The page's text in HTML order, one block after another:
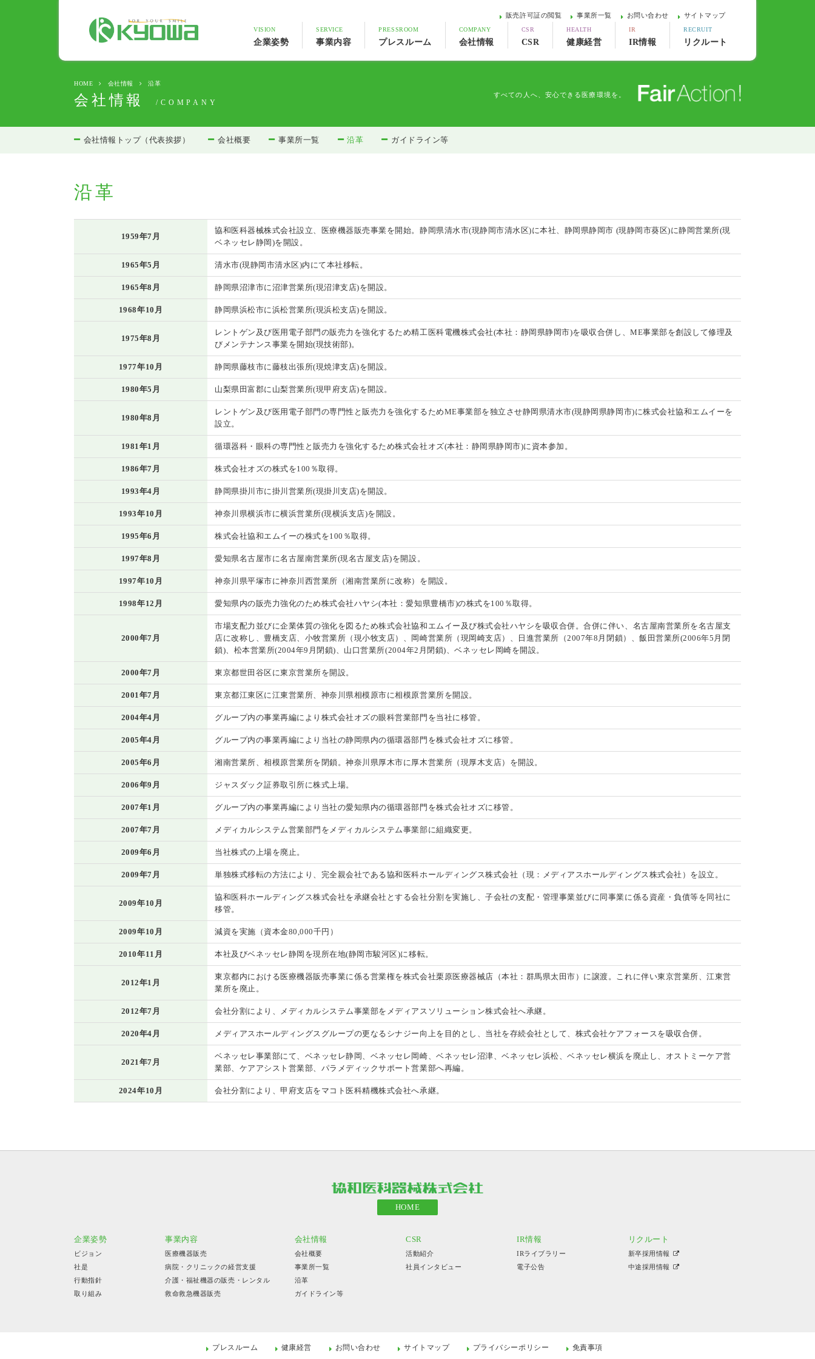
販売許可証の閲覧 事業所一覧 お問い合わせ サイトマップ
VISION
企業姿勢
SERVICE
事業内容
PRESSROOM
プレスルーム
COMPANY
会社情報
CSR
CSR
HEALTH
健康経営
IR
IR情報
RECRUIT
リクルート
HOME 会社情報 沿革
会社情報 /COMPANY
すべての人へ、安心できる医療環境を。
会社情報トップ（代表挨拶） 会社概要 事業所一覧 沿革 ガイドライン等
沿革
1959年7月
協和医科器械株式会社設立、医療機器販売事業を開始。静岡県清水市(現静岡市清水区)に本社、静岡県静岡市 (現静岡市葵区)に静岡営業所(現
ベネッセレ静岡)を開設。
1965年5月 清水市(現静岡市清水区)内にて本社移転。
1965年8月 静岡県沼津市に沼津営業所(現沼津支店)を開設。
1968年10月 静岡県浜松市に浜松営業所(現浜松支店)を開設。
1975年8月
レントゲン及び医用電子部門の販売力を強化するため精工医科電機株式会社(本社：静岡県静岡市)を吸収合併し、ME事業部を創設して修理及
びメンテナンス事業を開始(現技術部)。
1977年10月 静岡県藤枝市に藤枝出張所(現焼津支店)を開設。
1980年5月 山梨県田富郡に山梨営業所(現甲府支店)を開設。
1980年8月
レントゲン及び医用電子部門の専門性と販売力を強化するためME事業部を独立させ静岡県清水市(現静岡県静岡市)に株式会社協和エムイーを
設立。
1981年1月 循環器科・眼科の専門性と販売力を強化するため株式会社オズ(本社：静岡県静岡市)に資本参加。
1986年7月 株式会社オズの株式を100％取得。
1993年4月 静岡県掛川市に掛川営業所(現掛川支店)を開設。
1993年10月 神奈川県横浜市に横浜営業所(現横浜支店)を開設。
1995年6月 株式会社協和エムイーの株式を100％取得。
1997年8月 愛知県名古屋市に名古屋南営業所(現名古屋支店)を開設。
1997年10月 神奈川県平塚市に神奈川西営業所（湘南営業所に改称）を開設。
1998年12月 愛知県内の販売力強化のため株式会社ハヤシ(本社：愛知県豊橋市)の株式を100％取得。
2000年7月
市場支配力並びに企業体質の強化を図るため株式会社協和エムイー及び株式会社ハヤシを吸収合併。合併に伴い、名古屋南営業所を名古屋支
店に改称し、豊橋支店、小牧営業所（現小牧支店）、岡崎営業所（現岡崎支店）、日進営業所（2007年8月閉鎖）、飯田営業所(2006年5月閉
鎖)、松本営業所(2004年9月閉鎖)、山口営業所(2004年2月閉鎖)、ベネッセレ岡崎を開設。
2000年7月 東京都世田谷区に東京営業所を開設。
2001年7月 東京都江東区に江東営業所、神奈川県相模原市に相模原営業所を開設。
2004年4月 グループ内の事業再編により株式会社オズの眼科営業部門を当社に移管。
2005年4月 グループ内の事業再編により当社の静岡県内の循環器部門を株式会社オズに移管。
2005年6月 湘南営業所、相模原営業所を閉鎖。神奈川県厚木市に厚木営業所（現厚木支店）を開設。
2006年9月 ジャスダック証券取引所に株式上場。
2007年1月 グループ内の事業再編により当社の愛知県内の循環器部門を株式会社オズに移管。
2007年7月 メディカルシステム営業部門をメディカルシステム事業部に組織変更。
2009年6月 当社株式の上場を廃止。
2009年7月 単独株式移転の方法により、完全親会社である協和医科ホールディングス株式会社（現：メディアスホールディングス株式会社）を設立。
2009年10月
協和医科ホールディングス株式会社を承継会社とする会社分割を実施し、子会社の支配・管理事業並びに同事業に係る資産・負債等を同社に
移管。
2009年10月 減資を実施（資本金80,000千円）
2010年11月 本社及びベネッセレ静岡を現所在地(静岡市駿河区)に移転。
2012年1月
東京都内における医療機器販売事業に係る営業権を株式会社栗原医療器械店（本社：群馬県太田市）に譲渡。これに伴い東京営業所、江東営
業所を廃止。
2012年7月 会社分割により、メディカルシステム事業部をメディアスソリューション株式会社へ承継。
2020年4月 メディアスホールディングスグループの更なるシナジー向上を目的とし、当社を存続会社として、株式会社ケアフォースを吸収合併。
2021年7月
ベネッセレ事業部にて、ベネッセレ静岡、ベネッセレ岡崎、ベネッセレ沼津、ベネッセレ浜松、ベネッセレ横浜を廃止し、オストミーケア営
業部、ケアアシスト営業部、パラメディックサポート営業部へ再編。
2024年10月 会社分割により、甲府支店をマコト医科精機株式会社へ承継。
HOME
企業姿勢
ビジョン
社是
行動指針
取り組み
事業内容
医療機器販売
病院・クリニックの経営支援
介護・福祉機器の販売・レンタル
救命救急機器販売
会社情報
会社概要
事業所一覧
沿革
ガイドライン等
CSR
活動紹介
社員インタビュー
IR情報
IRライブラリー
電子公告
リクルート
新卒採用情報
中途採用情報
プレスルーム 健康経営 お問い合わせ サイトマップ プライバシーポリシー 免責事項